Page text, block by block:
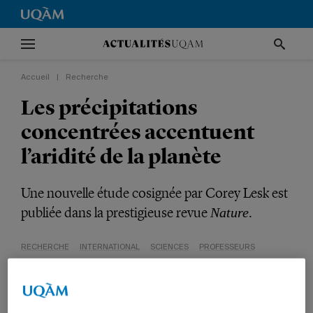
Accueil Recherche
Les précipitations
concentrées accentuent
l’aridité de la planète
Une nouvelle étude cosignée par Corey Lesk est
publiée dans la prestigieuse revue Nature.
RECHERCHE INTERNATIONAL SCIENCES PROFESSEURS